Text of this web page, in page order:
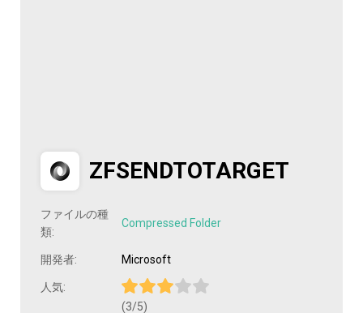
ZFSENDTOTARGET
ファイルの種
類:
Compressed Folder
開発者: Microsoft
人気:
(3/5)